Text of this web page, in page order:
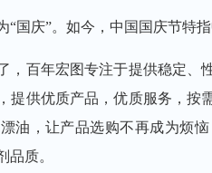
国庆”。如今，中国国庆节特
，百年宏图专注于提供稳定、
提供优质产品，优质服务，
油，让产品选购不再成为烦
品质。